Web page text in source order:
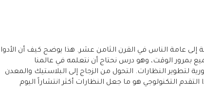
إلى عامة الناس في القرن الثامن عشر. هذا يوضح كيف أن
بمرور الوقت، وهو درس نحتاج أن نتعلمه في عالمنا
لتطوير النظارات. التحول من الزجاج إلى البلاستيك والمعدن
التكنولوجي هو ما جعل النظارات أكثر انتشاراً اليوم